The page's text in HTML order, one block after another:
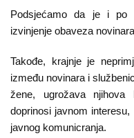
Podsjećamo da je i po
izvinjenje obaveza
Takođe, krajnje je
između novinara i
žene, ugrožava
doprinosi javnom
javnog komunicranja.